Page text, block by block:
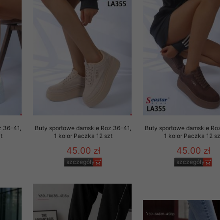
36-41,
Buty sportowe damskie Roz 36-41,
1 kolor Paczka 12 szt
45.00 zł
szczegóły
Buty sportowe damskie
1 kolor Paczka 12
45.00 zł
szczegóły
29 sierpnia 1997 r. o
przechowujemy na
jedynie uprawnieni
danych w celu
osobom trzecim,
na podstawie
na komputerze Klienta
naszej oferty do
internetowej
tych plików
na komputerze